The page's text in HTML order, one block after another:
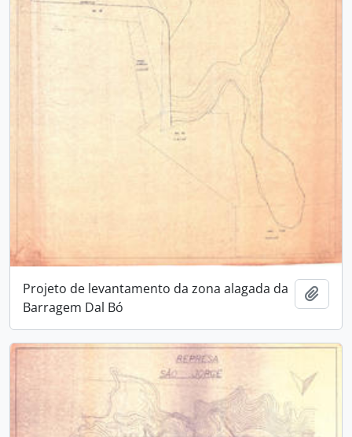
Projeto de levantamento da zona alagada da
Barragem Dal Bó